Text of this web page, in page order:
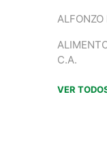
ALFONZO
C.A.
VER